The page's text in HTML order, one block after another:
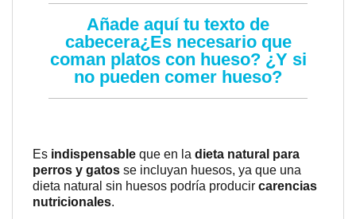
Añade aquí tu texto de
cabecera¿Es necesario que
coman platos con hueso? ¿Y si
no pueden comer hueso?
Es indispensable que en la dieta natural para
perros y gatos se incluyan huesos, ya que una
dieta natural sin huesos podría producir carencias
nutricionales.